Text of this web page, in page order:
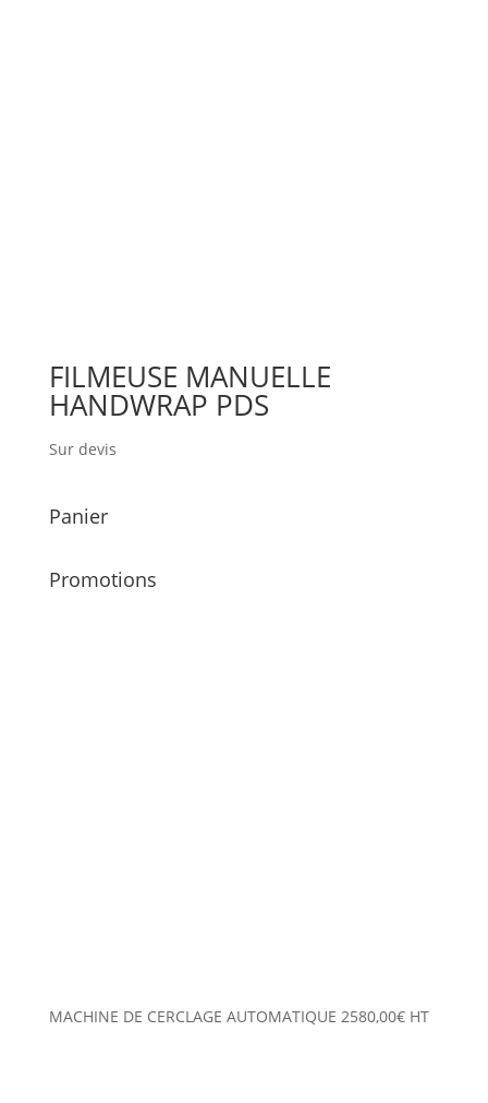
FILMEUSE MANUELLE
HANDWRAP PDS
Sur devis
Panier
Promotions
MACHINE DE CERCLAGE AUTOMATIQUE 2580,00€ HT